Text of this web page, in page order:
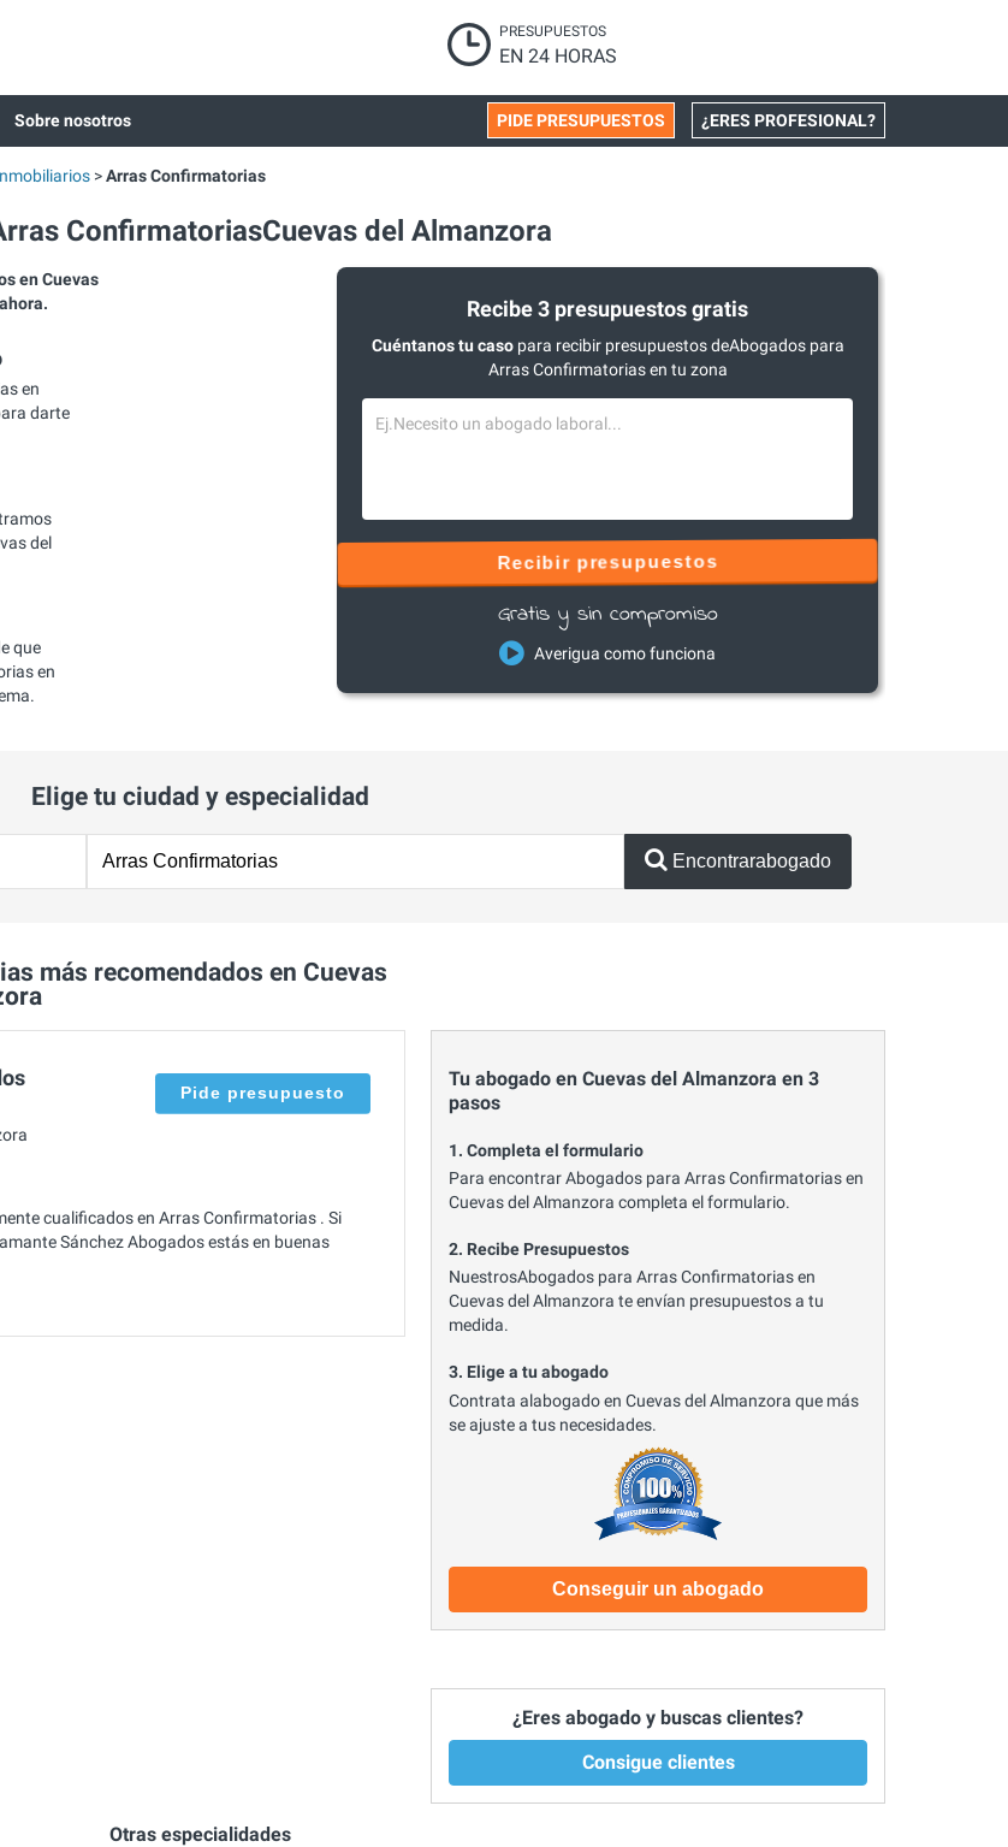
PRESUPUESTOS
EN 24 HORAS
Sobre nosotros ¿ERES PROFESIONAL?
PIDE PRESUPUESTOS
Arras Confirmatorias
ConfirmatoriasCuevas del Almanzora
en Cuevas
en
darte
del
que
en
Recibe 3 presupuestos gratis
Cuéntanos tu casopara recibir presupuestos deAbogados para
Arras Confirmatorias en tu zona
Recibir presupuestos
Gratis y sin compromiso
Averigua como funciona
Elige tu ciudad y especialidad
Encontrarabogado
más recomendados en Cuevas
Pide presupuesto
cualificados en Arras Confirmatorias . Si
Sánchez Abogados estás en buenas
Tu abogado en Cuevas del Almanzora en 3
pasos
1. Completa el formulario
Para encontrar Abogados para Arras Confirmatorias en
Cuevas del Almanzora completa el formulario.
2. Recibe Presupuestos
NuestrosAbogados para Arras Confirmatorias en
Cuevas del Almanzora te envían presupuestos a tu
medida.
3. Elige a tu abogado
Contrata alabogado en Cuevas del Almanzora que más
se ajuste a tus necesidades.
Conseguir un abogado
¿Eres abogado y buscas clientes?
Consigue clientes
Otras especialidades